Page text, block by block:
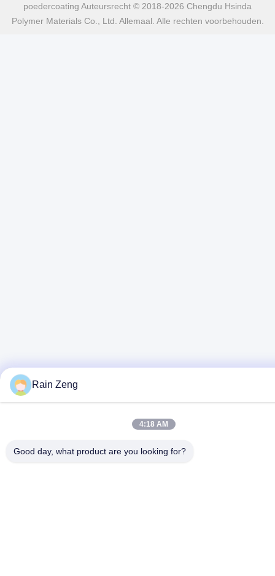
poedercoating Auteursrecht © 2018-2026 Chengdu Hsinda
Polymer Materials Co., Ltd. Allemaal. Alle rechten voorbehouden.
Rain Zeng
4:18 AM
Good day, what product are you looking for?